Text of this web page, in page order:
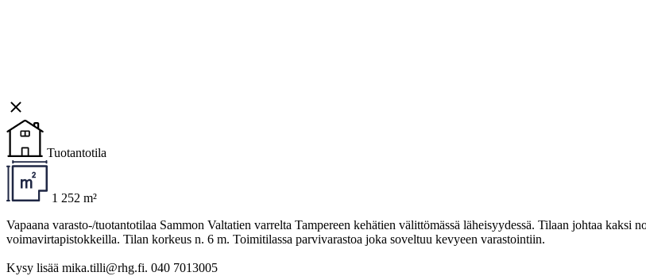
Tuotantotila
1 252 m²
Vapaana varasto-/tuotantotilaa Sammon Valtatien varrelta Tampereen kehätien välittömässä läheisyydessä. Tilaan johtaa kaksi
voimavirtapistokkeilla. Tilan korkeus n. 6 m. Toimitilassa parvivarastoa joka soveltuu kevyeen varastointiin.
Kysy lisää mika.tilli@rhg.fi. 040 7013005